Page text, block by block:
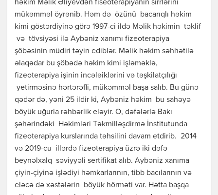
həkim Məlik Əliyevdən fiseoterapiyanın sirrlərini
mükəmməl öyrənib. Həm də özünü bacarıqlı həkim
kimi göstərdiyinə görə 1997-ci ildə Məlik həkimin təklif
və tövsiyəsi ilə Aybəniz xanımı fizeoterapiya
şöbəsinin müdiri təyin ediblər. Məlik həkim səhhətilə
əlaqədar bu şöbədə həkim kimi işləməklə,
fizeoterapiya işinin incələiklərini və təşkilatçılığı
yetirməsinə hərtərəfli, mükəmməl başa salıb. Bu günə
qədər də, yəni 25 ildir ki, Aybəniz həkim bu sahəyə
böyük uğurla rəhbərlik eləyir. O, dəfələrlə Bakı
şəhərindəki Həkimləri Təkmilləşdirmə İnstitutunda
fizeoterapiya kurslarında təhsilini davam etdirib. 2014
və 2019-cu illərdə fizeoterapiya üzrə iki dəfə
beynəlxalq səviyyəli sertifikat alıb. Aybəniz xanıma
çiyin-çiyinə işlədiyi həmkarlarının, tibb bacılarının və
eləcə də xəstələrin böyük hörməti var. Hətta başqa